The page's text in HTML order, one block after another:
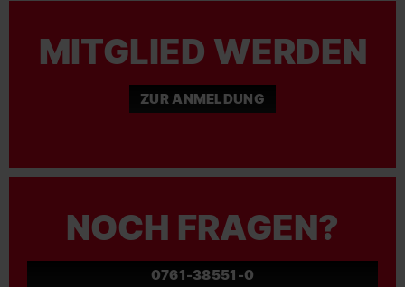
MITGLIED WERDEN
ZUR ANMELDUNG
NOCH FRAGEN?
0761-38551-0